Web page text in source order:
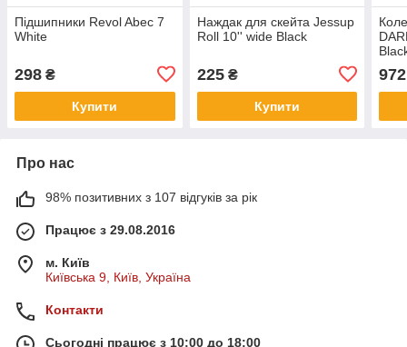
Підшипники Revol Abec 7
White
298 ₴
Купити
Наждак для скейта Jessup
Roll 10'' wide Black
225₴
Купити
972
Про нас
98% позитивних з 107 відгуків за рік
Працює з 29.08.2016
м. Київ
Київська 9, Київ, Україна
Контакти
Сьогодні працює з 10:00 до 18:00